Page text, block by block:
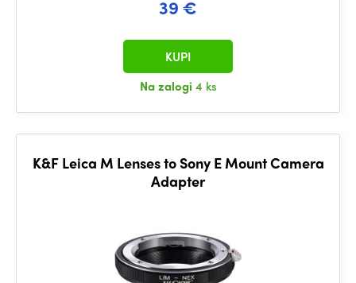
39 €
Na zalogi 4 ks
KUPI
K&F Leica M Lenses to Sony E Mount Camera
Adapter